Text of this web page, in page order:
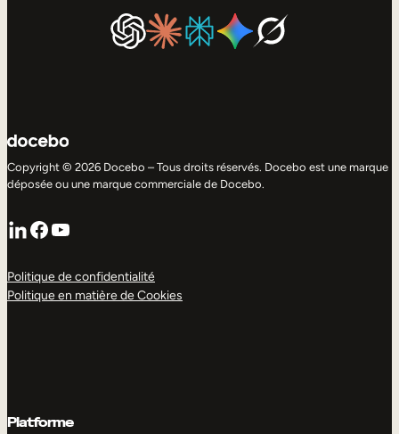
Copyright © 2026 Docebo – Tous droits réservés. Docebo est une marque
déposée ou une marque commerciale de Docebo.
LinkedIn
Facebook
YouTube
Politique de confidentialité
Politique en matière de Cookies
Platforme